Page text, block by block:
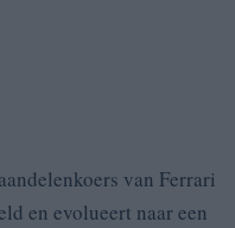
van Ferrari
en evolueert naar een